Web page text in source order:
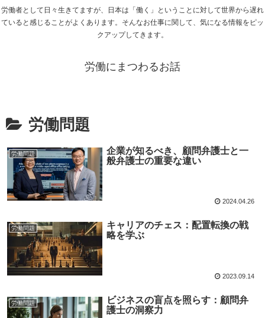
労働者として日々生きてますが、日本は「働く」ということに対して世界から遅れ
ていると感じることがよくあります。そんなお仕事に関して、気になる情報をピッ
クアップしてきます。
労働にまつわるお話
労働問題
労働問題
企業が知るべき、顧問弁護士と一
般弁護士の重要な違い
2024.04.26
労働問題
キャリアのチェス：配置転換の戦
略を学ぶ
2023.09.14
労働問題
ビジネスの盲点を照らす：顧問弁
護士の洞察力